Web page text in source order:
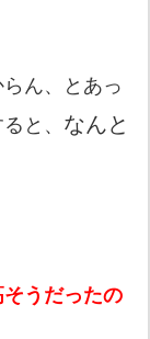
ん、とあっ
と、 なんと
うだったの